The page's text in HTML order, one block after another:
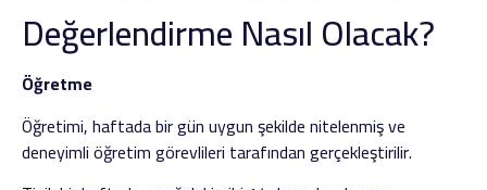
Değerlendirme Nasıl Olacak?
Öğretme
Öğretimi, haftada bir gün uygun şekilde nitelenmiş ve
deneyimli öğretim görevlileri tarafından gerçekleştirilir.